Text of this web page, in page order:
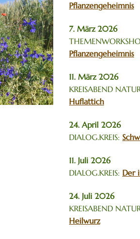
Pflanzengeheimnis
7. März 2026
Pflanzengeheimnis
11. März 2026
KREISABEND
Huflattich
24. April 2026
DIALOG.KREIS:
11. Juli 2026
DIALOG.KREIS: Der
24. Juli 2026
KREISABEND
Heilwurz